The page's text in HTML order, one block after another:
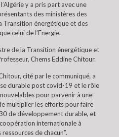
y a pris part avec une
des ministères des
Transition énergétique et des
celui de l’Energie.
de la Transition énergétique et
Chems Eddine Chitour.
cité par le communiqué, a
durable post covid-19 et le rôle
pour parvenir à une
multiplier les efforts pour faire
de développement durable, et
internationale à
de chacun”.